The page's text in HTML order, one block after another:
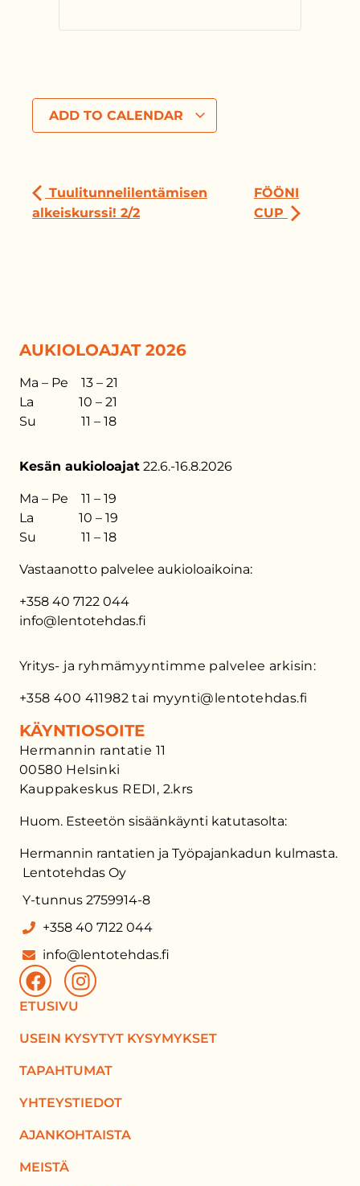
ADD TO CALENDAR
Tuulitunnelilentämisen
alkeiskurssi! 2/2
FÖÖNI
CUP
AUKIOLOAJAT 2026
Ma – Pe 13 – 21
La 10 – 21
Su 11 – 18
Kesän aukioloajat 22.6.-16.8.2026
Ma – Pe 11 – 19
La 10 – 19
Su 11 – 18
Vastaanotto palvelee aukioloaikoina:
+358 40 7122 044
info@lentotehdas.fi
Yritys- ja ryhmämyyntimme palvelee arkisin:
+358 400 411982 tai myynti@lentotehdas.fi
KÄYNTIOSOITE
Hermannin rantatie 11
00580 Helsinki
Kauppakeskus REDI, 2.krs
Huom. Esteetön sisäänkäynti katutasolta:
Hermannin rantatien ja Työpajankadun kulmasta.
Lentotehdas Oy
Y-tunnus 2759914-8
+358 40 7122 044
info@lentotehdas.fi
ETUSIVU
USEIN KYSYTYT KYSYMYKSET
TAPAHTUMAT
YHTEYSTIEDOT
AJANKOHTAISTA
MEISTÄ